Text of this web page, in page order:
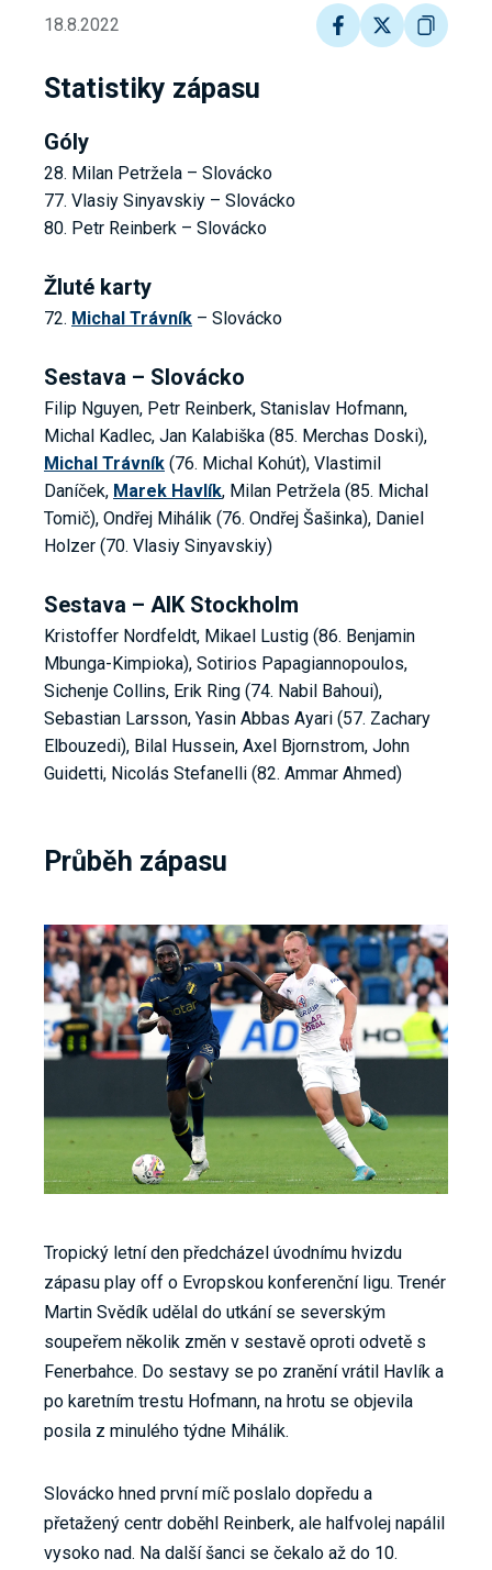
18.8.2022
Statistiky zápasu
Góly
28. Milan Petržela – Slovácko
77. Vlasiy Sinyavskiy – Slovácko
80. Petr Reinberk – Slovácko
Žluté karty
72. Michal Trávník – Slovácko
Sestava – Slovácko
Filip Nguyen, Petr Reinberk, Stanislav Hofmann,
Michal Kadlec, Jan Kalabiška (85. Merchas Doski),
Michal Trávník (76. Michal Kohút), Vlastimil
Daníček, Marek Havlík, Milan Petržela (85. Michal
Tomič), Ondřej Mihálik (76. Ondřej Šašinka), Daniel
Holzer (70. Vlasiy Sinyavskiy)
Sestava – AIK Stockholm
Kristoffer Nordfeldt, Mikael Lustig (86. Benjamin
Mbunga-Kimpioka), Sotirios Papagiannopoulos,
Sichenje Collins, Erik Ring (74. Nabil Bahoui),
Sebastian Larsson, Yasin Abbas Ayari (57. Zachary
Elbouzedi), Bilal Hussein, Axel Bjornstrom, John
Guidetti, Nicolás Stefanelli (82. Ammar Ahmed)
Průběh zápasu
Tropický letní den předcházel úvodnímu hvizdu
zápasu play off o Evropskou konferenční ligu. Trenér
Martin Svědík udělal do utkání se severským
soupeřem několik změn v sestavě oproti odvetě s
Fenerbahce. Do sestavy se po zranění vrátil Havlík a
po karetním trestu Hofmann, na hrotu se objevila
posila z minulého týdne Mihálik.
Slovácko hned první míč poslalo dopředu a
přetažený centr doběhl Reinberk, ale halfvolej napálil
vysoko nad. Na další šanci se čekalo až do 10.